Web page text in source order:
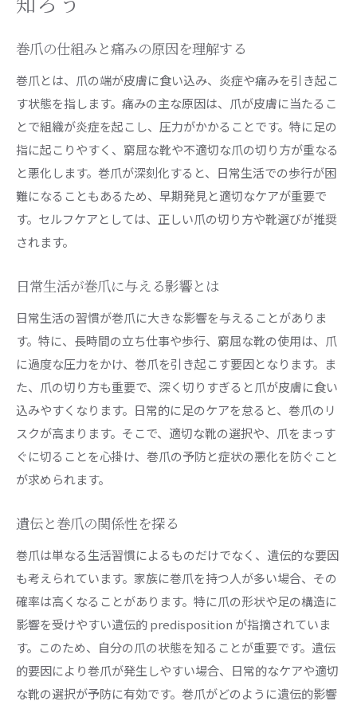
日常的に取り入れたいマッサージテクニック
爪を保護するためのクッションの使い方
巻爪対策に効果的なクリームとその使い方
セルフケアを続ける際の注意点
正しい爪の切り方が巻爪の痛みを軽減する
巻爪になりにくい爪の形とは
爪切りのポイント：角を丸くしすぎない
か
爪切り以外のケアツールの選び方
爪を切るタイミングが痛みに与える影響
巻爪の痛みに効く足浴のすすめ
足浴で得られる具体的な効果とは
痛みを和らげるためのおすすめの足浴温度
足浴に最適なアロマオイルやハーブ
足浴を効果的にするリフレッシュアイテム
痛みが引かない時に考えるべきプロの治療
巻爪専用クリニックでの治療法の種類
プロの施術とセルフケアの違い
巻爪矯正器具の使用方法と効果
専門医に相談すべきタイミング
治療後に注意すべき生活習慣
知ろう
巻爪の仕組みと痛みの原因を理解する
巻爪とは、爪の端が皮膚に食い込み、炎症や痛みを引き起こ
す状態を指します。痛みの主な原因は、爪が皮膚に当たるこ
とで組織が炎症を起こし、圧力がかかることです。特に足の
指に起こりやすく、窮屈な靴や不適切な爪の切り方が重なる
と悪化します。巻爪が深刻化すると、日常生活での歩行が困
難になることもあるため、早期発見と適切なケアが重要で
す。セルフケアとしては、正しい爪の切り方や靴選びが推奨
されます。
日常生活が巻爪に与える影響とは
日常生活の習慣が巻爪に大きな影響を与えることがありま
す。特に、長時間の立ち仕事や歩行、窮屈な靴の使用は、爪
に過度な圧力をかけ、巻爪を引き起こす要因となります。ま
た、爪の切り方も重要で、深く切りすぎると爪が皮膚に食い
込みやすくなります。日常的に足のケアを怠ると、巻爪のリ
スクが高まります。そこで、適切な靴の選択や、爪をまっす
ぐに切ることを心掛け、巻爪の予防と症状の悪化を防ぐこと
が求められます。
遺伝と巻爪の関係性を探る
巻爪は単なる生活習慣によるものだけでなく、遺伝的な要因
も考えられています。家族に巻爪を持つ人が多い場合、その
確率は高くなることがあります。特に爪の形状や足の構造に
影響を受けやすい遺伝的 predisposition が指摘されていま
す。このため、自分の爪の状態を知ることが重要です。遺伝
的要因により巻爪が発生しやすい場合、日常的なケアや適切
な靴の選択が予防に有効です。巻爪がどのように遺伝的影響